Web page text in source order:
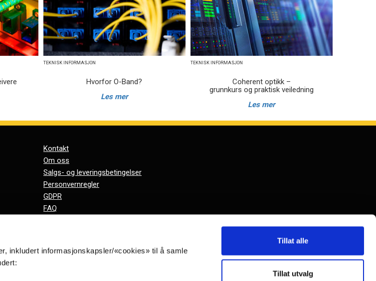
inkludert informasjonskapsler/«cookies» til å samle
Tillat alle
Tillat utvalg
TEKNISK INFORMASJON
Hvorfor O-Band?
Les mer
TEKNISK INFORMASJON
Coherent optikk –
grunnkurs og praktisk veiledning
Les mer
Kontakt
Om oss
Salgs- og leveringsbetingelser
Personvernregler
GDPR
FAQ